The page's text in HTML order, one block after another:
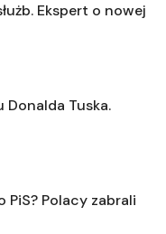
Ekspert o nowej
Donalda Tuska.
Polacy zabrali